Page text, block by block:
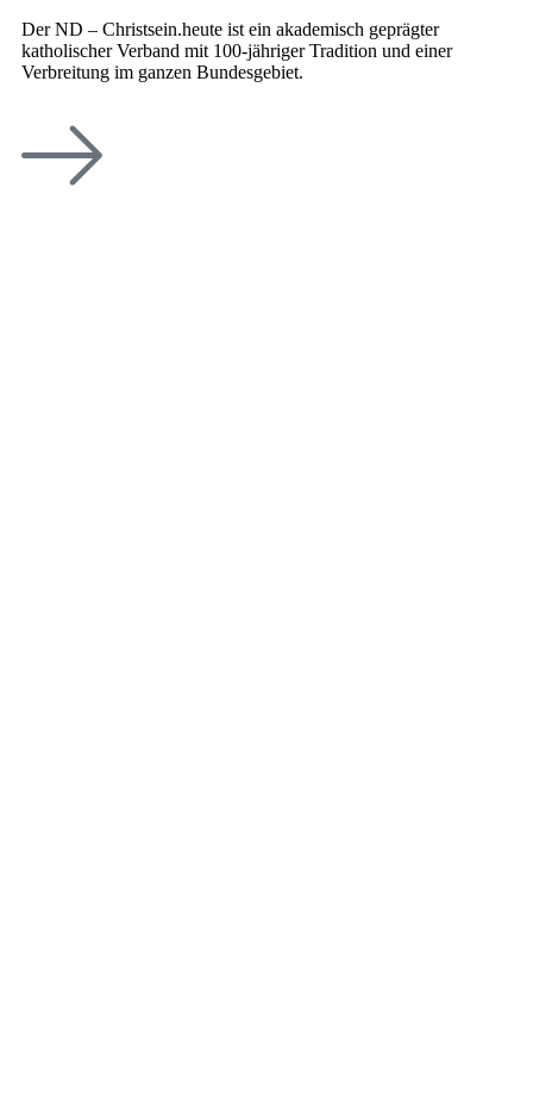
Der ND – Christsein.heute ist ein akademisch geprägter
katholischer Verband mit 100-jähriger Tradition und einer
Verbreitung im ganzen Bundesgebiet.